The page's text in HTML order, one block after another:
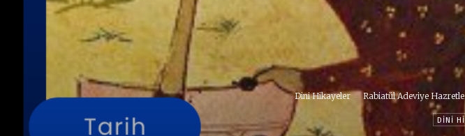
Dini Hikayeler Rabiatül Adeviye
DINI